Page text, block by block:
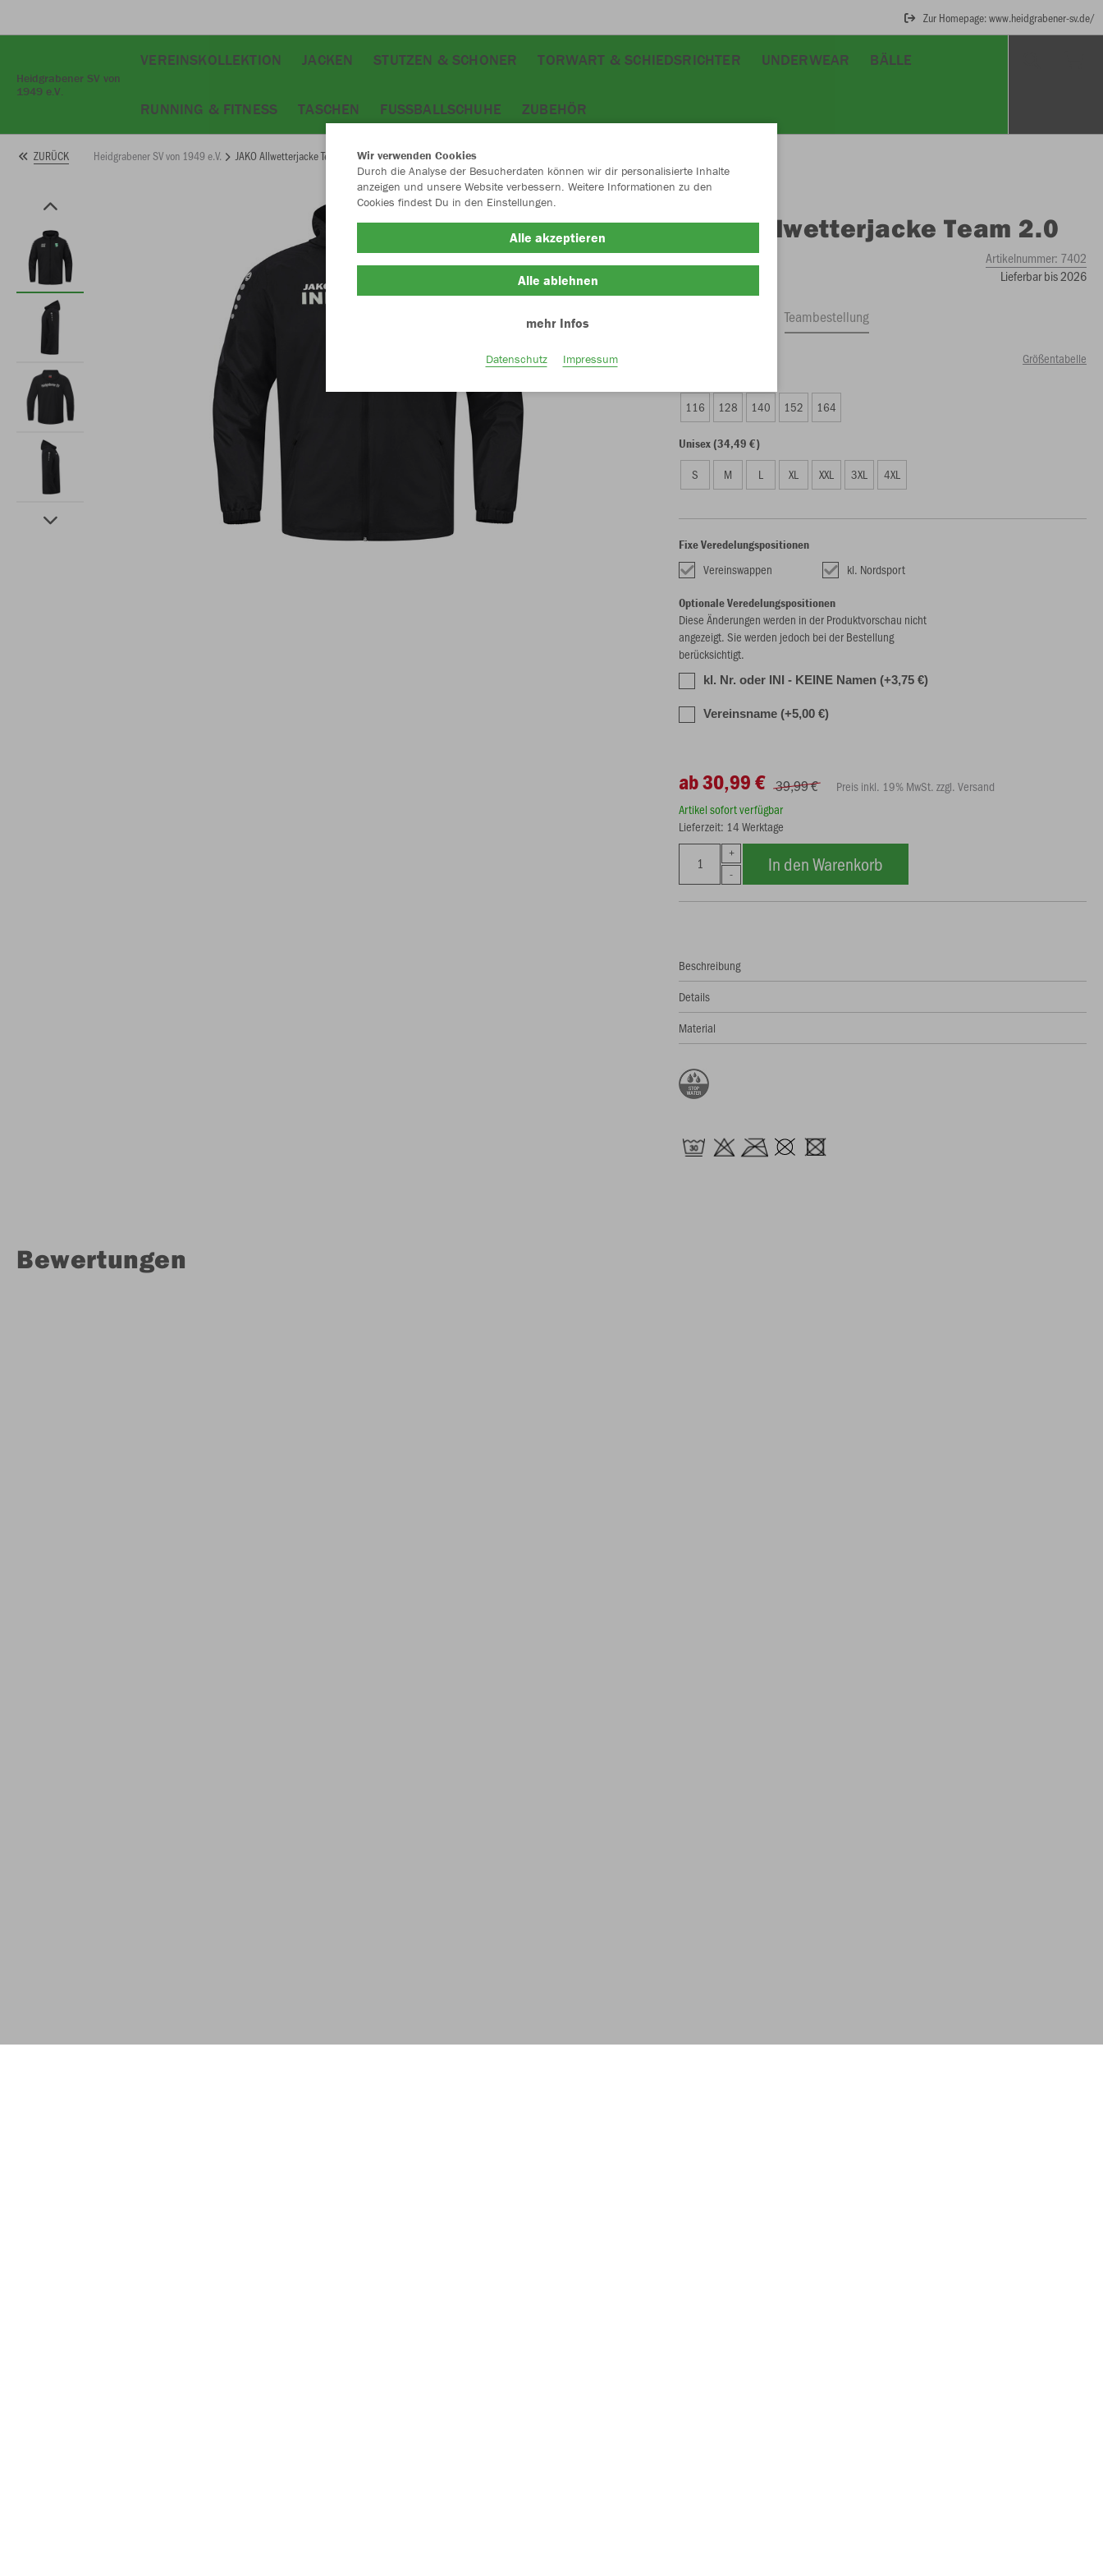
Zur Homepage: www.heidgrabener-sv.de/
Heidgrabener SV von
1949 e.V.
VEREINSKOLLEKTION JACKEN STUTZEN & SCHONER TORWART & SCHIEDSRICHTER UNDERWEAR BÄLLE
RUNNING & FITNESS TASCHEN FUSSBALLSCHUHE ZUBEHÖR
ZURÜCK Heidgrabener SV von 1949 e.V. JAKO Allwetterjacke Team 2.0
JAKO Allwetterjacke Team 2.0
Artikelnummer: 7402
Lieferbar bis 2026
Teambestellung
Größentabelle
116 128 140 152 164
Unisex (34,49 €)
S M L XL XXL 3XL 4XL
Fixe Veredelungspositionen
Vereinswappen kl. Nordsport
Optionale Veredelungspositionen
Diese Änderungen werden in der Produktvorschau nicht
angezeigt. Sie werden jedoch bei der Bestellung
berücksichtigt.
kl. Nr. oder INI - KEINE Namen (+3,75 €)
Vereinsname (+5,00 €)
ab 30,99 € 39,99 €
Preis inkl. 19% MwSt. zzgl. Versand
Artikel sofort verfügbar
Lieferzeit: 14 Werktage
In den Warenkorb
Beschreibung
Details
Material
Bewertungen
Wir verwenden Cookies
Durch die Analyse der Besucherdaten können wir dir personalisierte Inhalte
anzeigen und unsere Website verbessern. Weitere Informationen zu den
Cookies findest Du in den Einstellungen.
Alle akzeptieren
Alle ablehnen
mehr Infos
Datenschutz Impressum